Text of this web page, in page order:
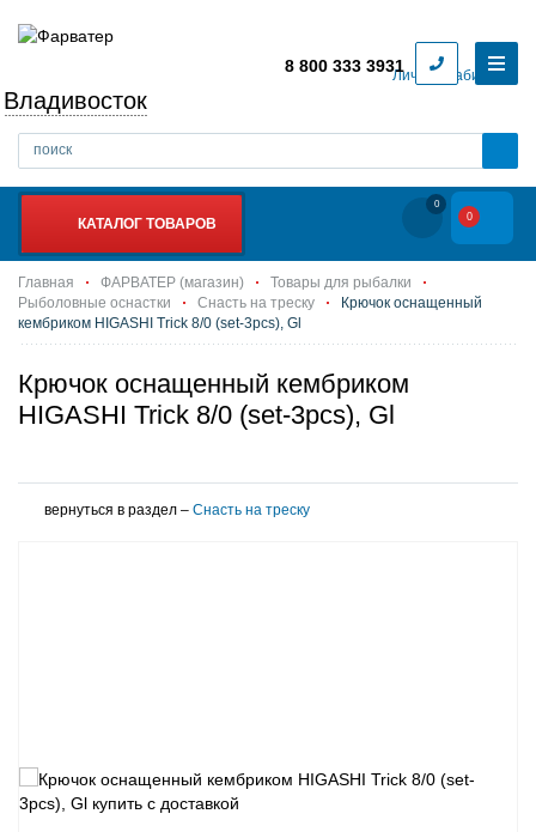
Личный кабинет
Владивосток
8 800 333 3931
КАТАЛОГ ТОВАРОВ
0
0
Главная ФАРВАТЕР (магазин)
Товары для рыбалки
Рыболовные оснастки
Снасть на треску
Крючок оснащенный
кембриком HIGASHI Trick 8/0 (set-3pcs), Gl
Крючок оснащенный кембриком
HIGASHI Trick 8/0 (set-3pcs), Gl
вернуться в раздел – Снасть на треску